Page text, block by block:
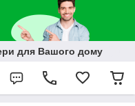
для Вашого дому